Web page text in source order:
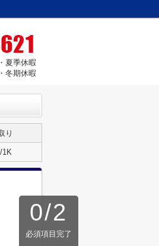
夏季休暇
冬期休暇
り
1K
0/2
必須項目完了